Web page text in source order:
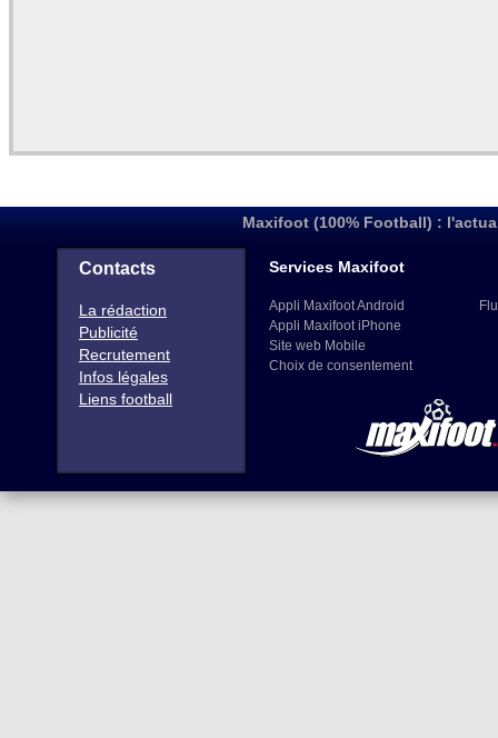
Maxifoot (100% Football) :
Contacts
La rédaction
Publicité
Recrutement
Infos légales
Liens football
Services Maxifoot
Appli Maxifoot Android
Appli Maxifoot iPhone
Site web Mobile
Choix de consentement